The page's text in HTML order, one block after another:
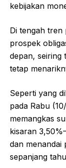
kebijakan
Di tengah tren
prospek
depan, seiring
tetap
Seperti yang
pada Rabu
memangkas
kisaran
dan menandai
sepanjang